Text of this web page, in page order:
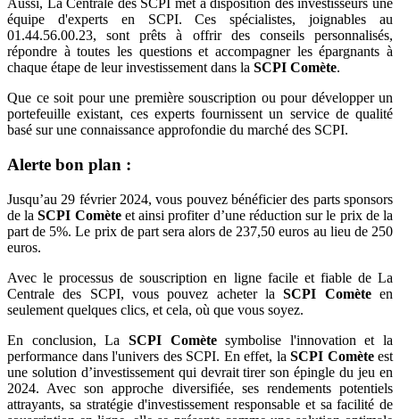
Aussi, La Centrale des SCPI met à disposition des investisseurs une
équipe d'experts en SCPI. Ces spécialistes, joignables au
01.44.56.00.23, sont prêts à offrir des conseils personnalisés,
répondre à toutes les questions et accompagner les épargnants à
chaque étape de leur investissement dans la SCPI Comète.
Que ce soit pour une première souscription ou pour développer un
portefeuille existant, ces experts fournissent un service de qualité
basé sur une connaissance approfondie du marché des SCPI.
Alerte bon plan :
Jusqu’au 29 février 2024, vous pouvez bénéficier des parts sponsors
de laSCPI Comèteet ainsi profiter d’une réduction sur le prix de la
part de 5%. Le prix de part sera alors de 237,50 euros au lieu de 250
euros.
Avec le processus de souscription en ligne facile et fiable de La
Centrale des SCPI, vous pouvez acheter laSCPI Comèteen
seulement quelques clics, et cela, où que vous soyez.
En conclusion, La SCPI Comètesymbolise l'innovation et la
performance dans l'univers des SCPI. En effet, la SCPI Comèteest
une solution d’investissement qui devrait tirer son épingle du jeu en
2024. Avec son approche diversifiée, ses rendements potentiels
attrayants, sa stratégie d'investissement responsable et sa facilité de